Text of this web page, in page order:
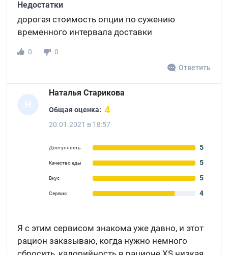
Недостатки
дорогая стоимость опции по сужению
временного интервала доставки
0
0
Ответить
Н
Наталья Старикова
Общая оценка: 4
20.01.2021 в 18:57
Доступность 5
Качество еды 5
Вкус 5
Сервис 4
Я с этим сервисом знакома уже давно, и этот
рацион заказываю, когда нужно немного